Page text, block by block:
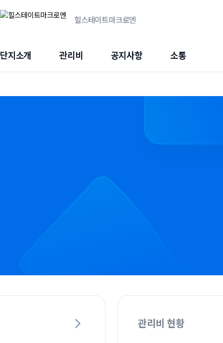
힐스테이트마크로엔
단지소개 관리비 공지사항 소통
관리비 현황